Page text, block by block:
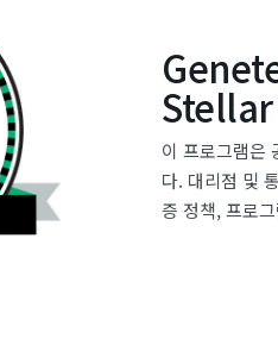
Stellar
이 프로그램은
다. 대리점 및
증 정책, 프로